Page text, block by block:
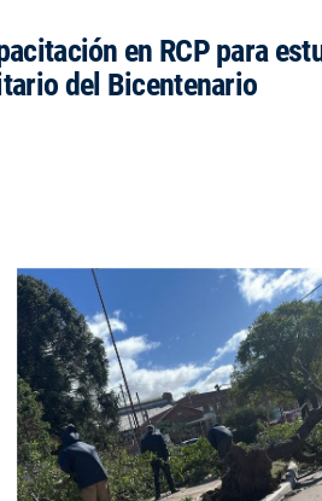
en RCP para
del Bicentenario